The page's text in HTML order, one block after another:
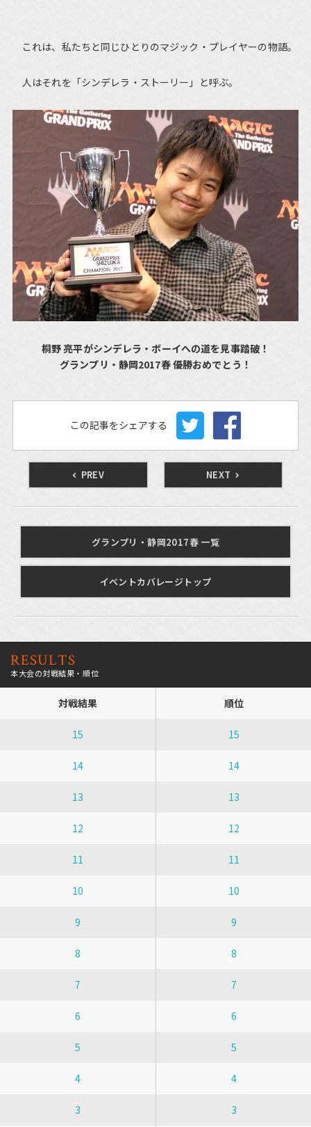
これは、私たちと同じひとりのマジック・プレイヤーの物語。
人はそれを「シンデレラ・ストーリー」と呼ぶ。
桐野 亮平がシンデレラ・ボーイへの道を見事踏破！
グランプリ・静岡2017春 優勝おめでとう！
この記事をシェアする
PREV NEXT
グランプリ・静岡2017春 一覧
イベントカバレージトップ
RESULTS
本大会の対戦結果・順位
対戦結果 順位
15 15
14 14
13 13
12 12
11 11
10 10
9 9
8 8
7 7
6 6
5 5
4 4
3 3